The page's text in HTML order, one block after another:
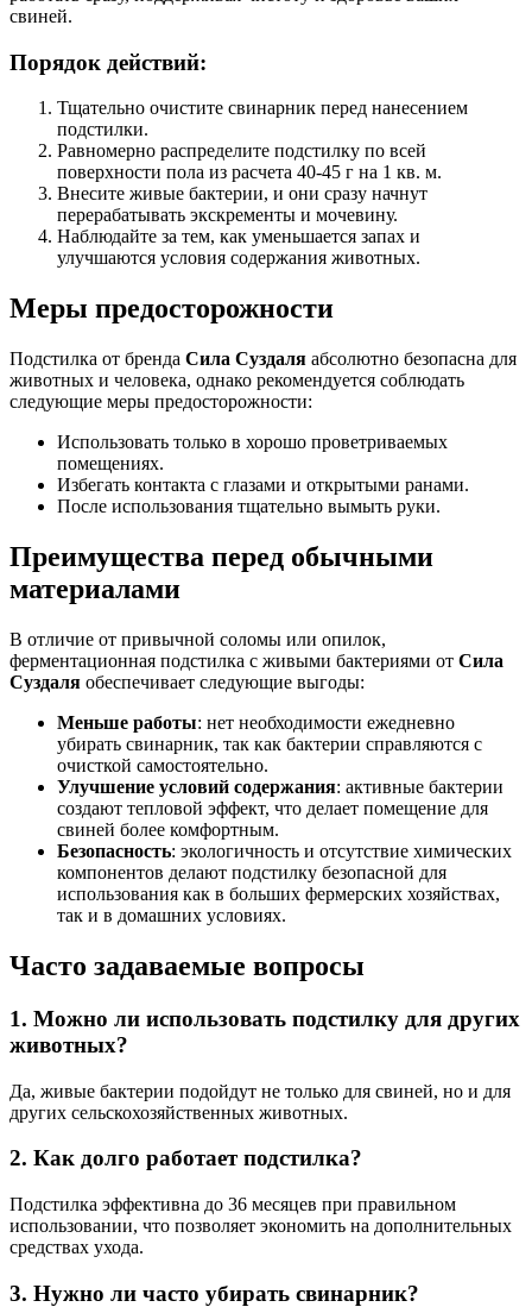
свиней.
Порядок действий:
Тщательно очистите свинарник перед нанесением
подстилки.
Равномерно распределите подстилку по всей
поверхности пола из расчета 40-45 г на 1 кв. м.
Внесите живые бактерии, и они сразу начнут
перерабатывать экскременты и мочевину.
Наблюдайте за тем, как уменьшается запах и
улучшаются условия содержания животных.
Меры предосторожности
Подстилка от бренда Сила Суздаля абсолютно безопасна для
животных и человека, однако рекомендуется соблюдать
следующие меры предосторожности:
Использовать только в хорошо проветриваемых
помещениях.
Избегать контакта с глазами и открытыми ранами.
После использования тщательно вымыть руки.
Преимущества перед обычными
материалами
В отличие от привычной соломы или опилок,
ферментационная подстилка с живыми бактериями от Сила
Суздаля обеспечивает следующие выгоды:
Меньше работы: нет необходимости ежедневно
убирать свинарник, так как бактерии справляются с
очисткой самостоятельно.
Улучшение условий содержания: активные бактерии
создают тепловой эффект, что делает помещение для
свиней более комфортным.
Безопасность: экологичность и отсутствие химических
компонентов делают подстилку безопасной для
использования как в больших фермерских хозяйствах,
так и в домашних условиях.
Часто задаваемые вопросы
1. Можно ли использовать подстилку для других
животных?
Да, живые бактерии подойдут не только для свиней, но и для
других сельскохозяйственных животных.
2. Как долго работает подстилка?
Подстилка эффективна до 36 месяцев при правильном
использовании, что позволяет экономить на дополнительных
средствах ухода.
3. Нужно ли часто убирать свинарник?